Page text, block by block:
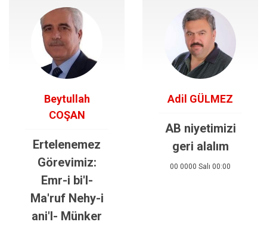
Beytullah
COŞAN
Ertelenemez
Görevimiz:
Emr-i bi'l-
Ma'ruf Nehy-i
ani'l- Münker
Adil GÜLMEZ
AB niyetimizi
geri alalım
00 0000 Salı 00:00